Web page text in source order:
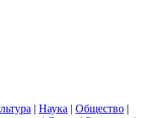
| Наука | Общество |